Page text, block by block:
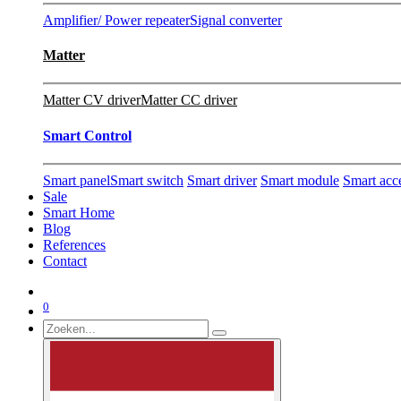
Amplifier/ Power repeaterSignal converter
Matter
Matter CV driverMatter CC driver
Smart Control
Smart panelSmart switch Smart driver Smart module Smart
Sale
Smart Home
Blog
References
Contact
0